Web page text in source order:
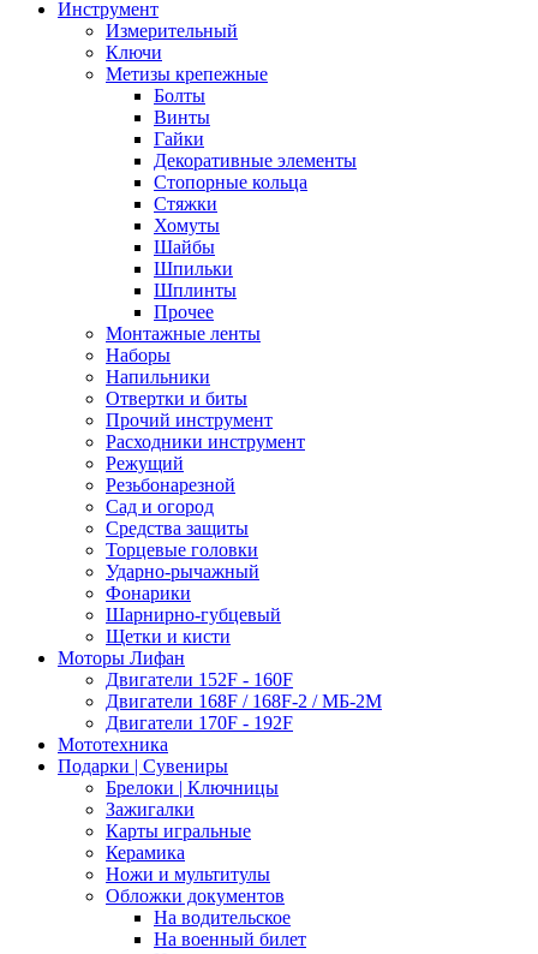
Инструмент
Измерительный
Ключи
Метизы крепежные
Болты
Винты
Гайки
Декоративные элементы
Стопорные кольца
Стяжки
Хомуты
Шайбы
Шпильки
Шплинты
Прочее
Монтажные ленты
Наборы
Напильники
Отвертки и биты
Прочий инструмент
Расходники инструмент
Режущий
Резьбонарезной
Сад и огород
Средства защиты
Торцевые головки
Ударно-рычажный
Фонарики
Шарнирно-губцевый
Щетки и кисти
Моторы Лифан
Двигатели 152F - 160F
Двигатели 168F / 168F-2 / МБ-2М
Двигатели 170F - 192F
Мототехника
Подарки | Сувениры
Брелоки | Ключницы
Зажигалки
Карты игральные
Керамика
Ножи и мультитулы
Обложки документов
На водительское
На военный билет